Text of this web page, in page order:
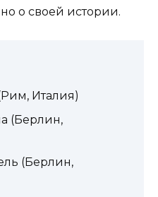
о своей истории.
Италия)
(Берлин,
(Берлин,